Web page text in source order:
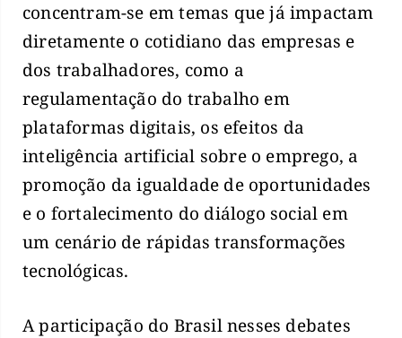
concentram-se em temas que já impactam
diretamente o cotidiano das empresas e
dos trabalhadores, como a
regulamentação do trabalho em
plataformas digitais, os efeitos da
inteligência artificial sobre o emprego, a
promoção da igualdade de oportunidades
e o fortalecimento do diálogo social em
um cenário de rápidas transformações
tecnológicas.
A participação do Brasil nesses debates